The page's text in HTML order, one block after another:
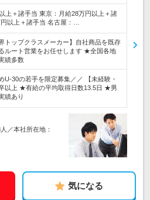
上＋諸手当 東京：月給28万円以上＋諸
以上＋諸手当 名古屋：…
トップクラスメーカー】自社商品を既存
ルート営業をお任せします ★全国各地
績多数
U-30の若手を限定募集／／ 【未経験・
以上 ★有給の平均取得日数13.5日 ★男
績あり
／本社所在地：
気になる